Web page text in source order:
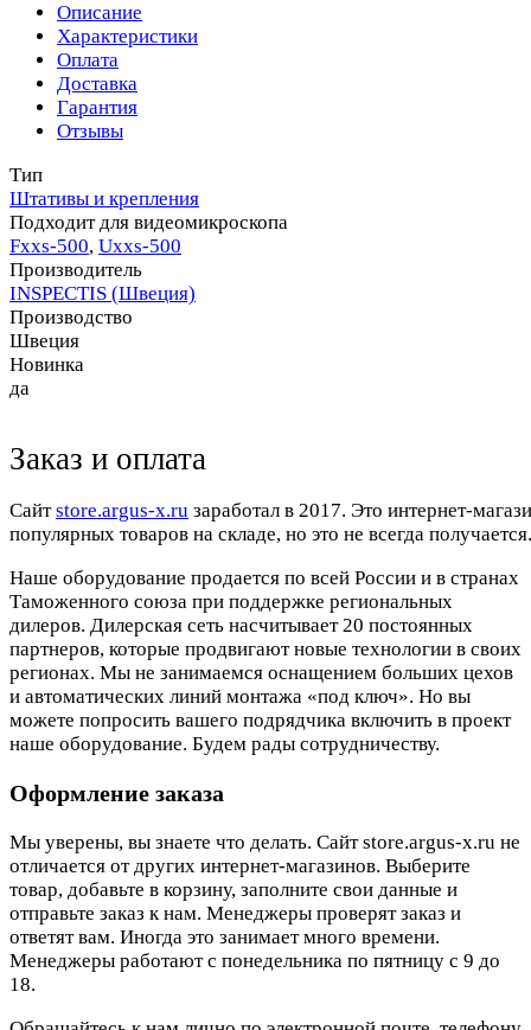
Описание
Характеристики
Оплата
Доставка
Гарантия
Отзывы
Тип
Штативы и крепления
Подходит для видеомикроскопа
Fххs-500, Uххs-500
Производитель
INSPECTIS (Швеция)
Производство
Швеция
Новинка
да
Заказ и оплата
Cайтstore.argus-x.ru заработал в 2017. Это интернет-
популярных товаров на складе, но это не всегда
Наше оборудование продается по всей России и в странах
Таможенного союза при поддержке региональных
дилеров. Дилерская сеть насчитывает 20 постоянных
партнеров, которые продвигают новые технологии в своих
регионах. Мы не занимаемся оснащением больших цехов
и автоматических линий монтажа «под ключ». Но вы
можете попросить вашего подрядчика включить в проект
наше оборудование. Будем рады сотрудничеству.
Оформление заказа
Мы уверены, вы знаете что делать. Сайт store.argus-x.ru не
отличается от других интернет-магазинов. Выберите
товар, добавьте в корзину, заполните свои данные и
отправьте заказ к нам. Менеджеры проверят заказ и
ответят вам. Иногда это занимает много времени.
Менеджеры работают с понедельника по пятницу с 9 до
18.